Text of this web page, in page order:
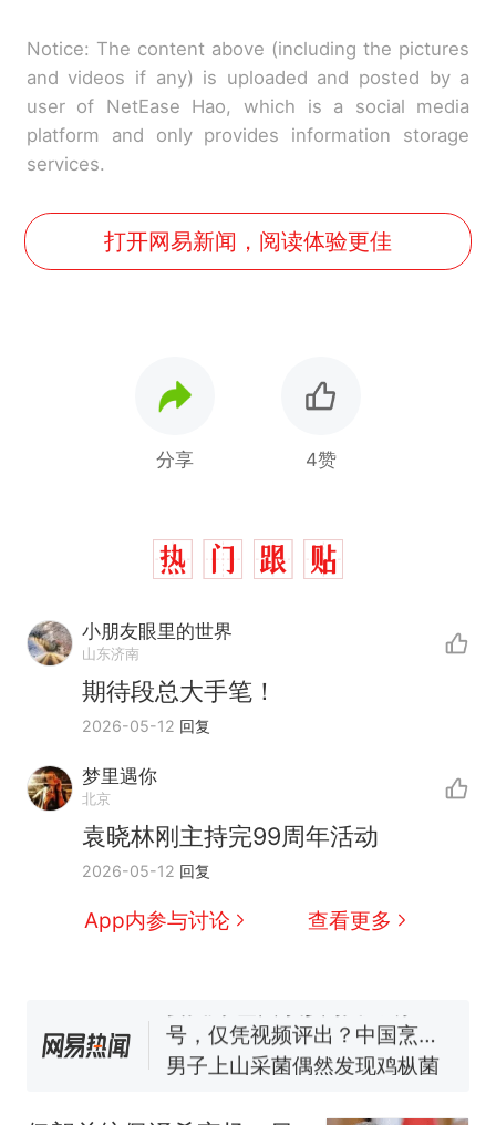
Notice: The content above (including the pictures
and videos if any) is uploaded and posted by a
user of NetEase Hao, which is a social media
platform and only provides information storage
services.
打开网易新闻，阅读体验更佳
分享 4赞
小朋友眼里的世界
山东济南
期待段总大手笔！
2026-05-12 回复
梦里遇你
北京
袁晓林刚主持完99周年活动
2026-05-12 回复
App内参与讨论 查看更多
热 制裁瓜子饺子，美国怕什
么？
新 那个在床头放菜刀的女孩，
协会回应
男子上山采菌偶然发现鸡枞菌
窝，原地守1天等它长大：挖了
回大海 目击者直呼震惊 （视频